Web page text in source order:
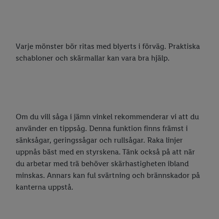
Varje mönster bör ritas med blyerts i förväg. Praktiska
schabloner och skärmallar kan vara bra hjälp.
Om du vill såga i jämn vinkel rekommenderar vi att du
använder en tippsåg. Denna funktion finns främst i
sänksågar, geringssågar och rullsågar. Raka linjer
uppnås bäst med en styrskena. Tänk också på att när
du arbetar med trä behöver skärhastigheten ibland
minskas. Annars kan ful svärtning och brännskador på
kanterna uppstå.